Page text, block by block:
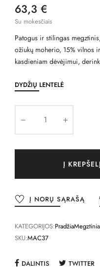
63,3 €
Su mokesčiais
Patogus ir stilingas
ožiukų moherio, 15% vilnos
kasdieniam dėvėjimui,
DYDŽIŲ LENTELĖ
Į KREPŠELĮ
Į NORŲ SĄRAŠĄ
KATEGORIJOS:Pradžia
SKU:MAC37
DALINTIS TWITTER